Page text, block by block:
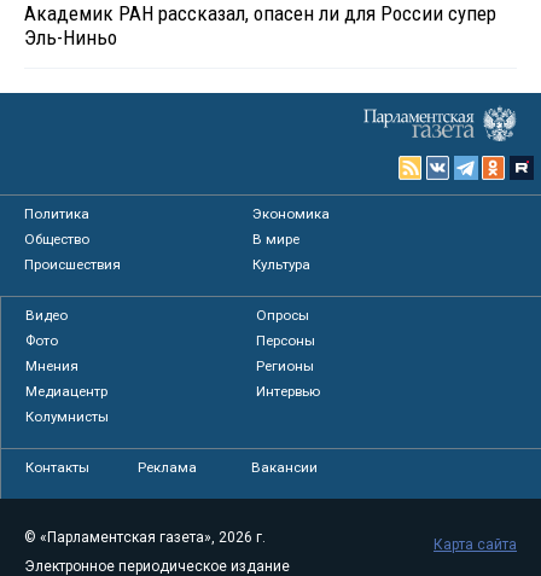
Академик РАН рассказал, опасен ли для России супер
Эль-Ниньо
Политика
Экономика
Общество
В мире
Происшествия
Культура
Видео
Опросы
Фото
Персоны
Мнения
Регионы
Медиацентр
Интервью
Колумнисты
Контакты Реклама Вакансии
© «Парламентская газета», 2026 г.
Электронное периодическое издание
Карта сайта